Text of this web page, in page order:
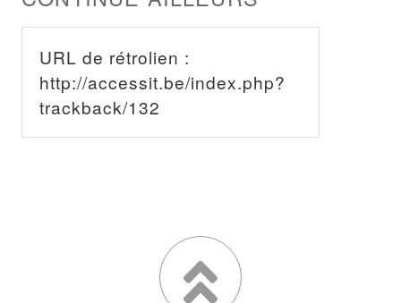
URL de rétrolien :
http://accessit.be/index.php?
trackback/132